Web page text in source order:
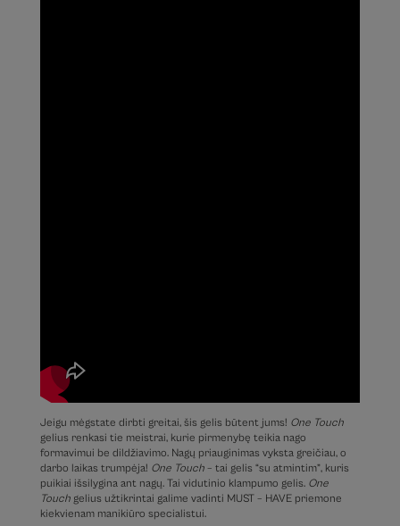
Jeigu mėgstate dirbti greitai, šis gelis būtent jums! One Touch
gelius renkasi tie meistrai, kurie pirmenybę teikia nago
formavimui be dildžiavimo. Nagų priauginimas vyksta greičiau, o
darbo laikas trumpėja! One Touch– tai gelis “su atmintim”, kuris
puikiai išsilygina ant nagų. Tai vidutinio klampumo gelis. One
Touchgelius užtikrintai galime vadinti MUST – HAVE priemone
kiekvienam manikiūro specialistui.